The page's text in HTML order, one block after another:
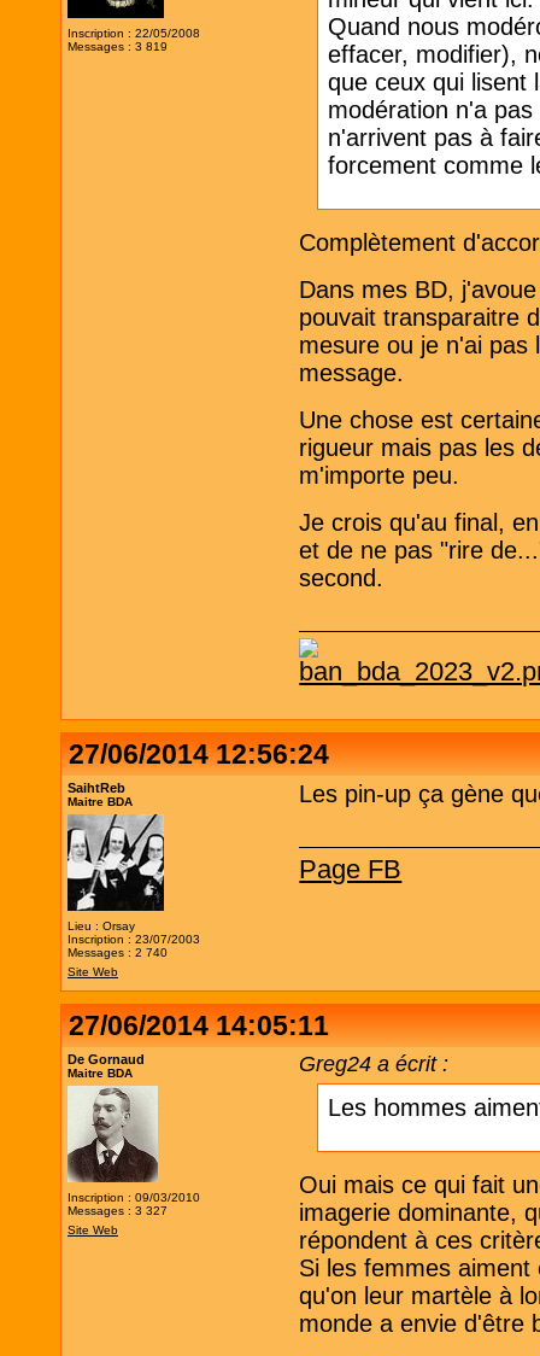
Inscription : 22/05/2008
Messages : 3 819
Quand nous
effacer, modifier),
que ceux qui lisent
modération n'a
n'arrivent pas à
forcement comme
Complètement
Dans mes BD,
pouvait transparaitre
mesure ou je n'ai pas
message.
Une chose est
rigueur mais pas les
m'importe peu.
Je crois qu'au final,
et de ne pas "rire
second.
27/06/2014 12:56:24
SaihtReb
Maitre BDA
Lieu : Orsay
Inscription : 23/07/2003
Messages : 2 740
Site Web
Les pin-up ça gène
Page FB
27/06/2014 14:05:11
De Gornaud
Maitre BDA
Inscription : 09/03/2010
Messages : 3 327
Site Web
Greg24 a écrit :
Les hommes
Oui mais ce qui fait
imagerie dominante,
répondent à ces
Si les femmes
qu'on leur martèle à
monde a envie d'être